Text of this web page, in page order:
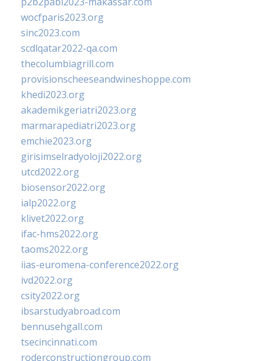
wocfparis2023.org
sinc2023.com
scdlqatar2022-qa.com
thecolumbiagrill.com
provisionscheeseandwineshoppe.com
khedi2023.org
akademikgeriatri2023.org
marmarapediatri2023.org
emchie2023.org
girisimselradyoloji2022.org
utcd2022.org
biosensor2022.org
ialp2022.org
klivet2022.org
ifac-hms2022.org
taoms2022.org
iias-euromena-conference2022.org
ivd2022.org
csity2022.org
ibsarstudyabroad.com
bennusehgall.com
tsecincinnati.com
roderconstructiongroup.com